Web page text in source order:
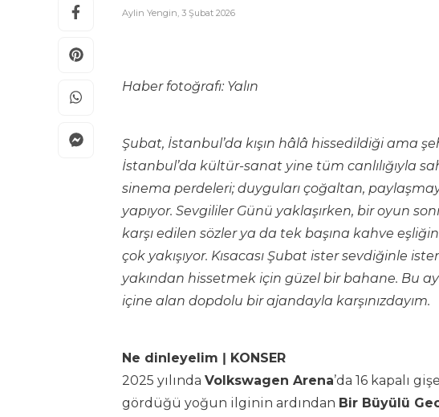
Aylin Yengin, 3 Şubat 2026
Haber fotoğrafı: Yalın
Şubat, İstanbul’da kışın hâlâ hissedildiği ama
İstanbul’da kültür-sanat yine tüm canlılığıyla
sinema perdeleri; duyguları çoğaltan,
yapıyor. Sevgililer Günü yaklaşırken, bir oyun
karşı edilen sözler ya da tek başına kahve
çok yakışıyor. Kısacası Şubat ister sevdiğinle
yakından hissetmek için güzel bir bahane. Bu
içine alan dopdolu bir ajandayla karşınızdayım.
Ne dinleyelim ǀ KONSER
2025 yılında Volkswagen Arena’da 16 kapalı
gördüğü yoğun ilginin ardından Bir Büyülü